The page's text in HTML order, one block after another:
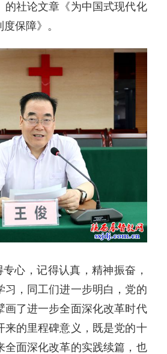
的社论文章《为中国式现代化
保障》。
心，记得认真，精神振奋，
习，同工们进一步明白，党的
画了进一步全面深化改革时代
来的里程碑意义，既是党的十
全面深化改革的实践续篇，也